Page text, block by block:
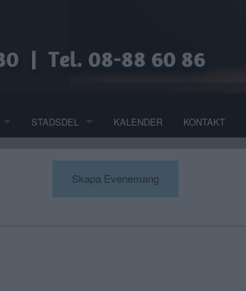
STADSDEL KALENDER KONTAKT
Skapa Evenemang